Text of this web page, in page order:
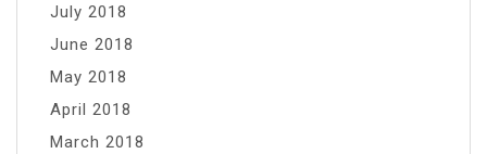
July 2018
June 2018
May 2018
April 2018
March 2018